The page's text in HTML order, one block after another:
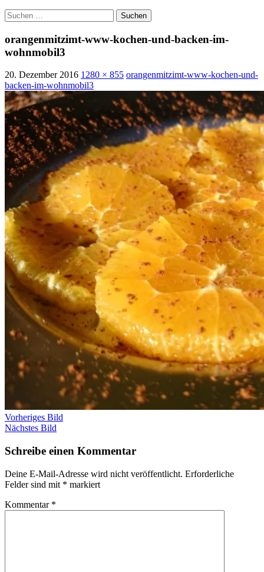
Suchen
nach:
orangenmitzimt-www-kochen-und-backen-im-
wohnmobil3
20. Dezember 2016 1280 × 855 orangenmitzimt-www-kochen-und-
backen-im-wohnmobil3
Vorheriges Bild
Nächstes Bild
Schreibe einen Kommentar
Deine E-Mail-Adresse wird nicht veröffentlicht. Erforderliche
Felder sind mit * markiert
Kommentar *